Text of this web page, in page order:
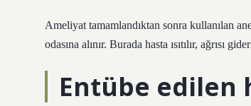
Ameliyat tamamlandıktan sonra kullanılan
odasına alınır. Burada hasta ısıtılır, ağrısı
Entübe edilen